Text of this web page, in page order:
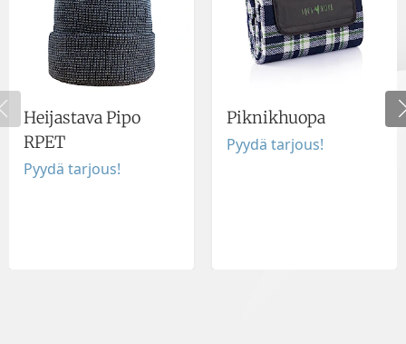
Heijastava Pipo
RPET
Pyydä tarjous!
Piknikhuopa
Pyydä tarjous!